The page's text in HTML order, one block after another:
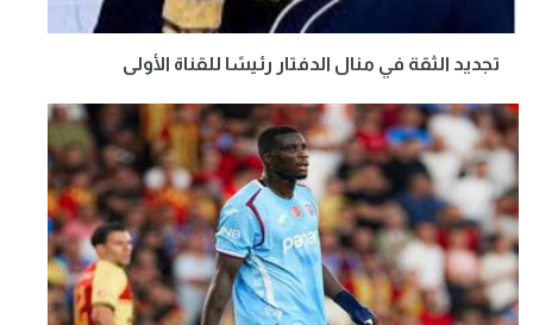
تجديد الثقة في منال الدفتار رئيسًا للقناة الأولى